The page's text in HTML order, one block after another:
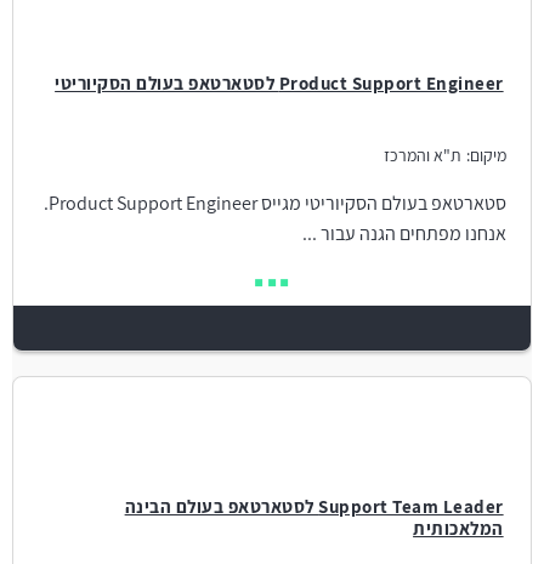
Product Support Engineer לסטארטאפ בעולם הסקיוריטי
מיקום: ת"א והמרכז
סטארטאפ בעולם הסקיוריטי מגייס Product Support Engineer.
אנחנו מפתחים הגנה עבור ...
Support Team Leader לסטארטאפ בעולם הבינה
המלאכותית